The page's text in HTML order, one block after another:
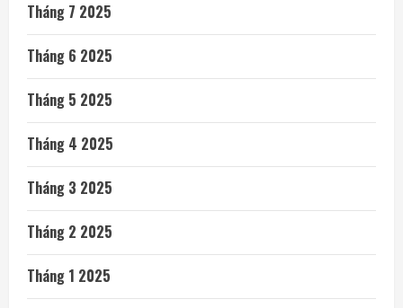
Tháng 7 2025
Tháng 6 2025
Tháng 5 2025
Tháng 4 2025
Tháng 3 2025
Tháng 2 2025
Tháng 1 2025